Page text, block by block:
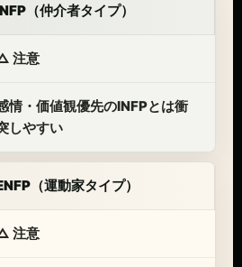
（仲介者タイプ）
注意
情・価値観優先のINFPとは衝
しやすい
（運動家タイプ）
注意